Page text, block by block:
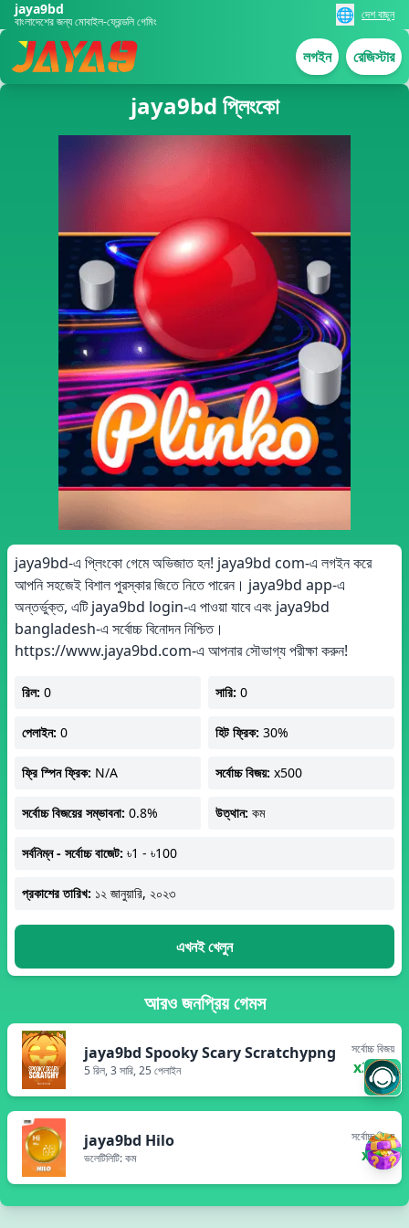
jaya9bd
বাংলাদেশের জন্য মোবাইল-ফ্রেন্ডলি গেমিং 🌐 দেশ বাছুন
লগইন রেজিস্টার
jaya9bd প্লিংকো
jaya9bd-এ প্লিংকো গেমে অভিজাত হন! jaya9bd com-এ লগইন করে
আপনি সহজেই বিশাল পুরস্কার জিতে নিতে পারেন। jaya9bd app-এ
অন্তর্ভুক্ত, এটি jaya9bd login-এ পাওয়া যাবে এবং jaya9bd
bangladesh-এ সর্বোচ্চ বিনোদন নিশ্চিত।
https://www.jaya9bd.com-এ আপনার সৌভাগ্য পরীক্ষা করুন!
রিল: 0 সারি: 0
পেলাইন: 0 হিট ফ্রিক: 30%
ফ্রি স্পিন ফ্রিক: N/A সর্বোচ্চ বিজয়: x500
সর্বোচ্চ বিজয়ের সম্ভাবনা: 0.8% উত্থান: কম
সর্বনিম্ন - সর্বোচ্চ বাজেট: ৳1 - ৳100
প্রকাশের তারিখ: ১২ জানুয়ারি, ২০২৩
এখনই খেলুন
আরও জনপ্রিয় গেমস
jaya9bd Spooky Scary Scratchypng
5 রিল, 3 সারি, 25 পেলাইন
সর্বোচ্চ বিজয়
x2000
jaya9bd Hilo
ভলেটিলিটি: কম
সর্বোচ্চ বিজয়
x200